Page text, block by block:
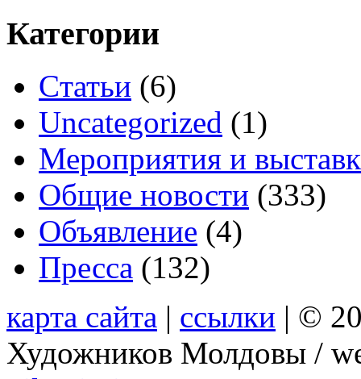
Категории
Cтатьи (6)
Uncategorized (1)
Мероприятия и
Общие новости (333)
Объявление (4)
Пресса (132)
карта сайта | ссылки | ©
Художников Молдовы /